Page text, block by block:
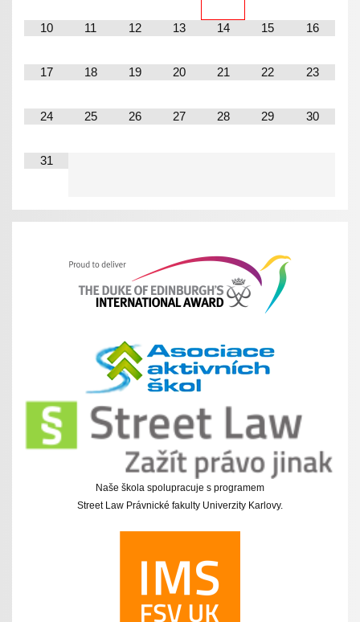
10 11 12 13 14 15 16
17 18 19 20 21 22 23
24 25 26 27 28 29 30
31
Naše škola spolupracuje s programem
Street Law Právnické fakulty Univerzity Karlovy.